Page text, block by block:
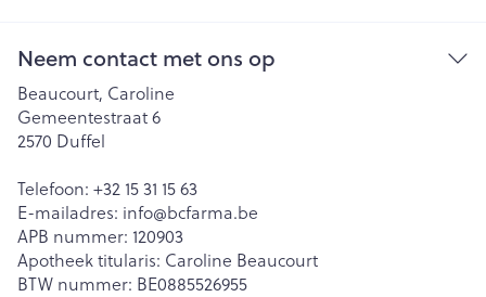
Neem contact met ons op
Beaucourt, Caroline
Gemeentestraat 6
2570 Duffel
Telefoon: +32 15 31 15 63
E-mailadres: info@bcfarma.be
APB nummer: 120903
Apotheek titularis: Caroline Beaucourt
BTW nummer: BE0885526955